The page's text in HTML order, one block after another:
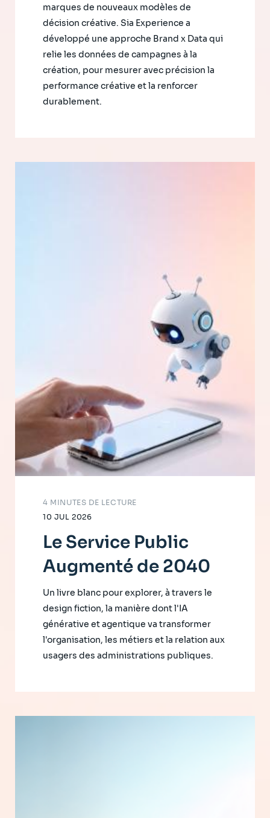
marques de nouveaux modèles de
décision créative. Sia Experience a
développé une approche Brand x Data qui
relie les données de campagnes à la
création, pour mesurer avec précision la
performance créative et la renforcer
durablement.
10 JUL 2026
4 MINUTES DE LECTURE
Le Service Public
Augmenté de 2040
Un livre blanc pour explorer, à travers le
design fiction, la manière dont l'IA
générative et agentique va transformer
l'organisation, les métiers et la relation aux
usagers des administrations publiques.